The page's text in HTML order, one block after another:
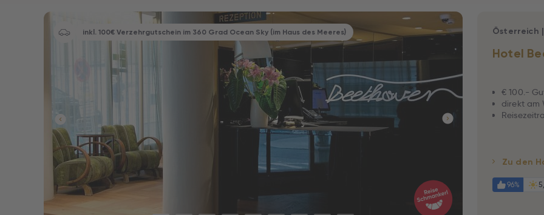
inkl. 100€ Verzehrgutschein im 360 Grad Ocean Sky (im Haus des Meeres)
Hotel
Österreich
€ 100.-
direkt am
Zu den
96%